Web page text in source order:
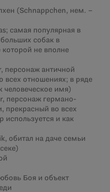
(Schnappchen, нем. –
самая популярная в
собак в
не вполне
персонаж античной
всех отношениях; в ряде
человеческое имя)
персонаж германо-
прекрасный во всех
используется и как
обитал на даче семьи
Боя и объект